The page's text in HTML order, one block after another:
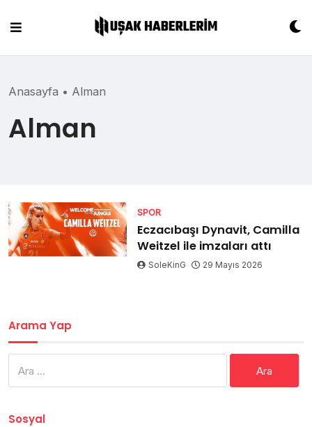
content
Anasayfa • Alman
Alman
SPOR
Eczacıbaşı Dynavit, Camilla
Weitzel ile imzaları attı
SoleKinG 29 Mayıs 2026
Arama Yap
Sosyal